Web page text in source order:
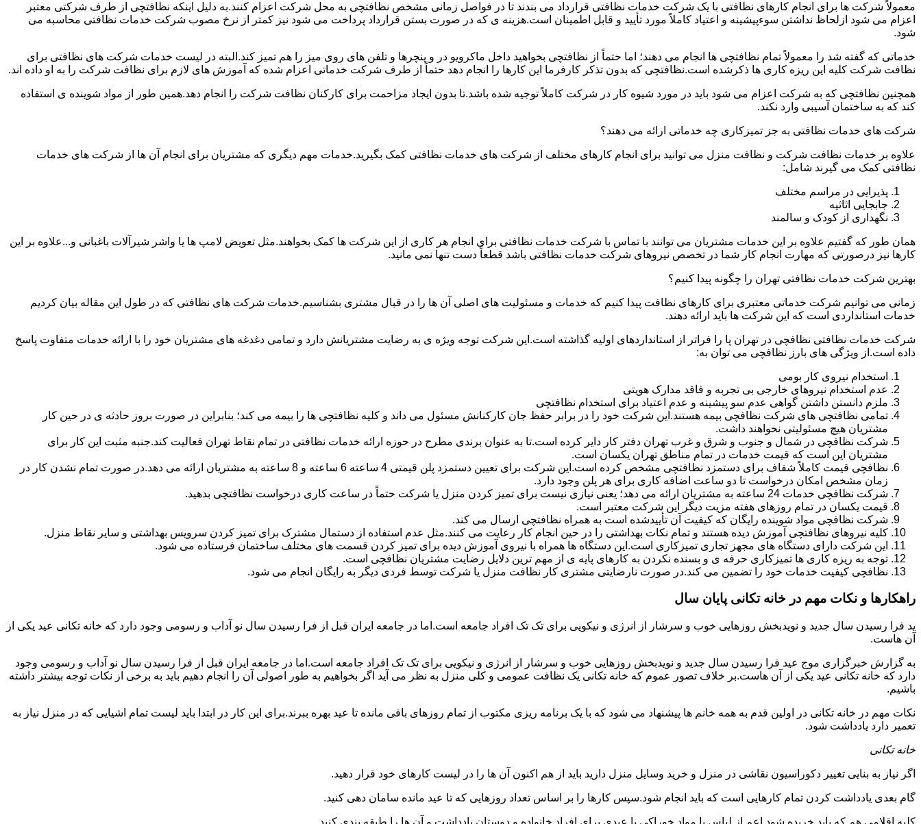
معمولاً شرکت ها برای انجام کارهای نظافتی با یک شرکت خدمات نظافتی قرارداد می بندند تا در فواصل زمانی مشخص نظافتچی به محل شرکت اعزام کنند.به دلیل اینکه نظافتچی از طرف شرکتی معتبر
اعزام می شود ازلحاظ نداشتن سوءپیشینه و اعتیاد کاملاً مورد تأیید و قابل اطمینان است.هزینه ی که در صورت بستن قرارداد پرداخت می شود نیز کمتر از نرخ مصوب شرکت خدمات نظافتی محاسبه می
شود.
خدماتی که گفته شد را معمولاً تمام نظافتچی ها انجام می دهند؛ اما حتماً از نظافتچی بخواهید داخل ماکرویو در و پنچرها و تلفن های روی میز را هم تمیز کند.البته در لیست خدمات شرکت های نظافتی برای
نظافت شرکت کلیه این ریزه کاری ها ذکرشده است.نظافتچی که بدون تذکر کارفرما این کارها را انجام دهد حتماً از طرف شرکت خدماتی اعزام شده که آموزش های لازم برای نظافت شرکت را به او داده اند.
همچنین نظافتچی که به شرکت اعزام می شود باید در مورد شیوه کار در شرکت کاملاً توجیه شده باشد.تا بدون ایجاد مزاحمت برای کارکنان نظافت شرکت را انجام دهد.همین طور از مواد شوینده ی استفاده
کند که به ساختمان آسیبی وارد نکند.
شرکت های خدمات نظافتی به جز تمیزکاری چه خدماتی ارائه می دهند؟
علاوه بر خدمات نظافت شرکت و نظافت منزل می توانید برای انجام کارهای مختلف از شرکت های خدمات نظافتی کمک بگیرید.خدمات مهم دیگری که مشتریان برای انجام آن ها از شرکت های خدمات
نظافتی کمک می گیرند شامل:
پذیرایی در مراسم مختلف
جابجایی اثاثیه
نگهداری از کودک و سالمند
همان طور که گفتیم علاوه بر این خدمات مشتریان می توانند با تماس با شرکت خدمات نظافتی برای انجام هر کاری از این شرکت ها کمک بخواهند.مثل تعویض لامپ ها یا واشر شیرآلات باغبانی و...علاوه بر این
کارها نیز درصورتی که مهارت انجام کار شما در تخصص نیروهای شرکت خدمات نظافتی باشد قطعاً دست تنها نمی مانید.
بهترین شرکت خدمات نظافتی تهران را چگونه پیدا کنیم؟
زمانی می توانیم شرکت خدماتی معتبری برای کارهای نظافت پیدا کنیم که خدمات و مسئولیت های اصلی آن ها را در قبال مشتری بشناسیم.خدمات شرکت های نظافتی که در طول این مقاله بیان کردیم
خدمات استانداردی است که این شرکت ها باید ارائه دهند.
شرکت خدمات نظافتی نظافچی در تهران پا را فراتر از استانداردهای اولیه گذاشته است.این شرکت توجه ویژه ی به رضایت مشتریانش دارد و تمامی دغدغه های مشتریان خود را با ارائه خدمات متفاوت پاسخ
داده است.از ویژگی های بارز نظافچی می توان به:
استخدام نیروی کار بومی
عدم استخدام نیروهای خارجی بی تجربه و فاقد مدارک هویتی
ملزم دانستن داشتن گواهی عدم سو پیشینه و عدم اعتیاد برای استخدام نظافتچی
تمامی نظافتچی های شرکت نظافچی بیمه هستند.این شرکت خود را در برابر حفظ جان کارکنانش مسئول می داند و کلیه نظافتچی ها را بیمه می کند؛ بنابراین در صورت بروز حادثه ی در حین کار
مشتریان هیچ مسئولیتی نخواهند داشت.
شرکت نظافچی در شمال و جنوب و شرق و غرب تهران دفتر کار دایر کرده است.تا به عنوان برندی مطرح در حوزه ارائه خدمات نظافتی در تمام نقاط تهران فعالیت کند.جنبه مثبت این کار برای
مشتریان این است که قیمت خدمات در تمام مناطق تهران یکسان است.
نظافچی قیمت کاملاً شفاف برای دستمزد نظافتچی مشخص کرده است.این شرکت برای تعیین دستمزد پلن قیمتی 4 ساعته 6 ساعته و 8 ساعته به مشتریان ارائه می دهد.در صورت تمام نشدن کار در
زمان مشخص امکان درخواست تا دو ساعت اضافه کاری برای هر پلن وجود دارد.
شرکت نظافچی خدمات 24 ساعته به مشتریان ارائه می دهد؛ یعنی نیازی نیست برای تمیز کردن منزل یا شرکت حتماً در ساعت کاری درخواست نظافتچی بدهید.
قیمت یکسان در تمام روزهای هفته مزیت دیگر این شرکت معتبر است.
شرکت نظافچی مواد شوینده رایگان که کیفیت آن تأییدشده است به همراه نظافتچی ارسال می کند.
کلیه نیروهای نظافتچی آموزش دیده هستند و تمام نکات بهداشتی را در حین انجام کار رعایت می کنند.مثل عدم استفاده از دستمال مشترک برای تمیز کردن سرویس بهداشتی و سایر نقاط منزل.
این شرکت دارای دستگاه های مجهز تجاری تمیزکاری است.این دستگاه ها همراه با نیروی آموزش دیده برای تمیز کردن قسمت های مختلف ساختمان فرستاده می شود.
توجه به ریزه کاری ها تمیزکاری حرفه ی و بسنده نکردن به کارهای پایه ی از مهم ترین دلایل رضایت مشتریان نظافچی است.
نظافچی کیفیت خدمات خود را تضمین می کند.در صورت نارضایتی مشتری کار نظافت منزل یا شرکت توسط فردی دیگر به رایگان انجام می شود.
راهکارها و نکات مهم در خانه تکانی پایان سال
ید فرا رسیدن سال جدید و نویدبخش روزهایی خوب و سرشار از انرژی و نیکویی برای تک تک افراد جامعه است.اما در جامعه ایران قبل از فرا رسیدن سال نو آداب و رسومی وجود دارد که خانه تکانی عید یکی از
آن هاست.
به گزارش خبرگزاری موج عید فرا رسیدن سال جدید و نویدبخش روزهایی خوب و سرشار از انرژی و نیکویی برای تک تک افراد جامعه است.اما در جامعه ایران قبل از فرا رسیدن سال نو آداب و رسومی وجود
دارد که خانه تکانی عید یکی از آن هاست.بر خلاف تصور عموم که خانه تکانی یک نظافت عمومی و کلی منزل به نظر می آید اگر بخواهیم به طور اصولی آن را انجام دهیم باید به برخی از نکات توجه بیشتر داشته
باشیم.
نکات مهم در خانه تکانی در اولین قدم به همه خانم ها پیشنهاد می شود که با یک برنامه ریزی مکتوب از تمام روزهای باقی مانده تا عید بهره ببرند.برای این کار در ابتدا باید لیست تمام اشیایی که در منزل نیاز به
تعمیر دارد یادداشت شود.
خانه تکانی
اگر نیاز به بنایی تغییر دکوراسیون نقاشی در منزل و خرید وسایل منزل دارید باید از هم اکنون آن ها را در لیست کارهای خود قرار دهید.
گام بعدی یادداشت کردن تمام کارهایی است که باید انجام شود.سپس کارها را بر اساس تعداد روزهایی که تا عید مانده سامان دهی کنید.
کلیه اقلامی هم که باید خریده شود اعم از لباس یا مواد خوراکی یا عیدی برای افراد خانواده و دوستان یادداشت و آن ها را طبقه بندی کنید.